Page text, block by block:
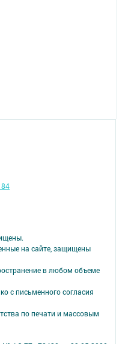
на сайте, защищены
в любом объеме
с письменного согласия
по печати и массовым